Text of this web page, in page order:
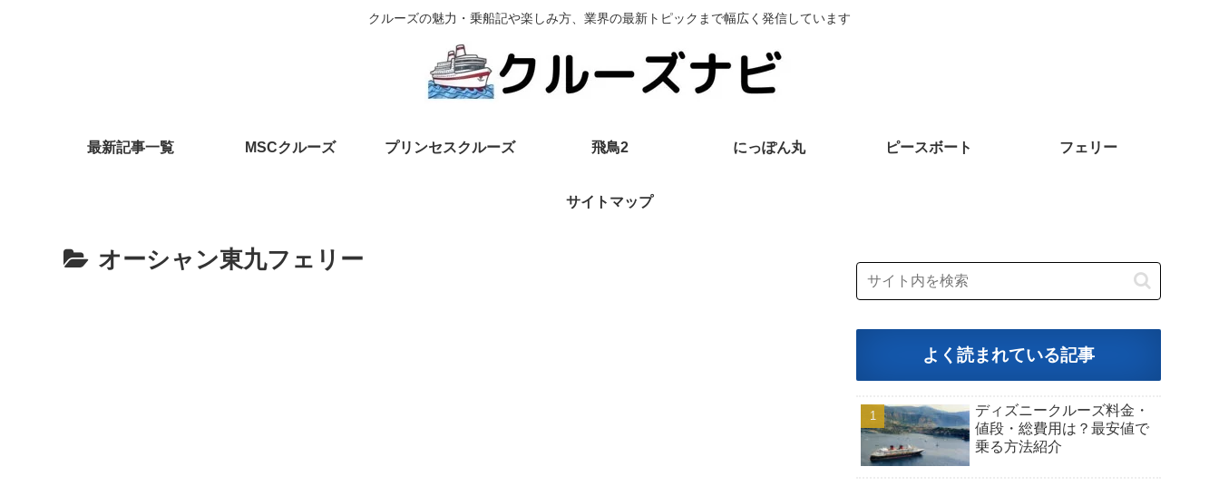
クルーズの魅力・乗船記や楽しみ方、業界の最新トピックまで幅広く発信しています
最新記事一覧 MSCクルーズ プリンセスクルーズ 飛鳥2 にっぽん丸 ピースボート フェリー
サイトマップ
オーシャン東九フェリー
よく読まれている記事
ディズニークルーズ料金・
値段・総費用は？最安値で
乗る方法紹介